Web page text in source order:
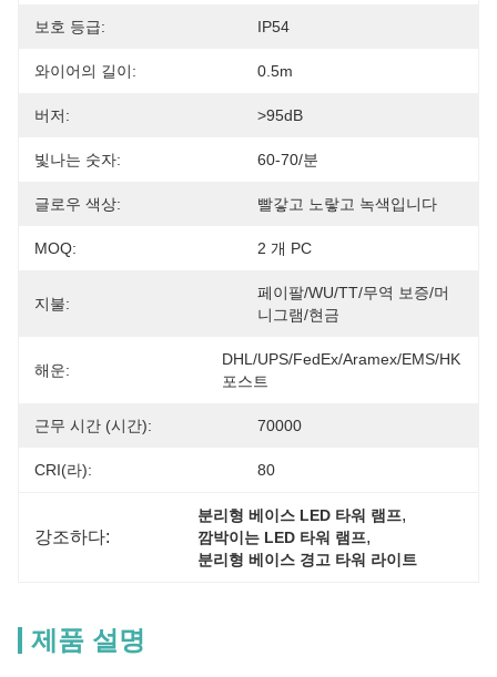
보호 등급: IP54
와이어의 길이: 0.5m
버저: >95dB
빛나는 숫자: 60-70/분
글로우 색상: 빨갛고 노랗고 녹색입니다
MOQ: 2 개 PC
지불:
페이팔/WU/TT/무역 보증/머
니그램/현금
해운:
DHL/UPS/FedEx/Aramex/EMS/HK
포스트
근무 시간 (시간): 70000
CRI(라): 80
강조하다:
분리형 베이스 LED 타워 램프,
깜박이는 LED 타워 램프,
분리형 베이스 경고 타워 라이트
제품 설명